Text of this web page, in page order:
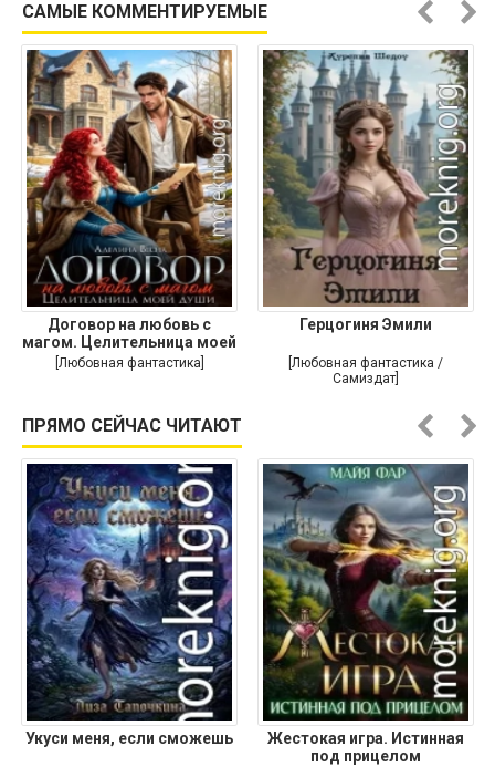
САМЫЕ КОММЕНТИРУЕМЫЕ
Договор на любовь с
магом. Целительница моей
души
[Любовная фантастика]
Герцогиня Эмили
[Любовная фантастика /
Самиздат]
ПРЯМО СЕЙЧАС ЧИТАЮТ
Укуси меня, если сможешь
Жестокая игра. Истинная
под прицелом